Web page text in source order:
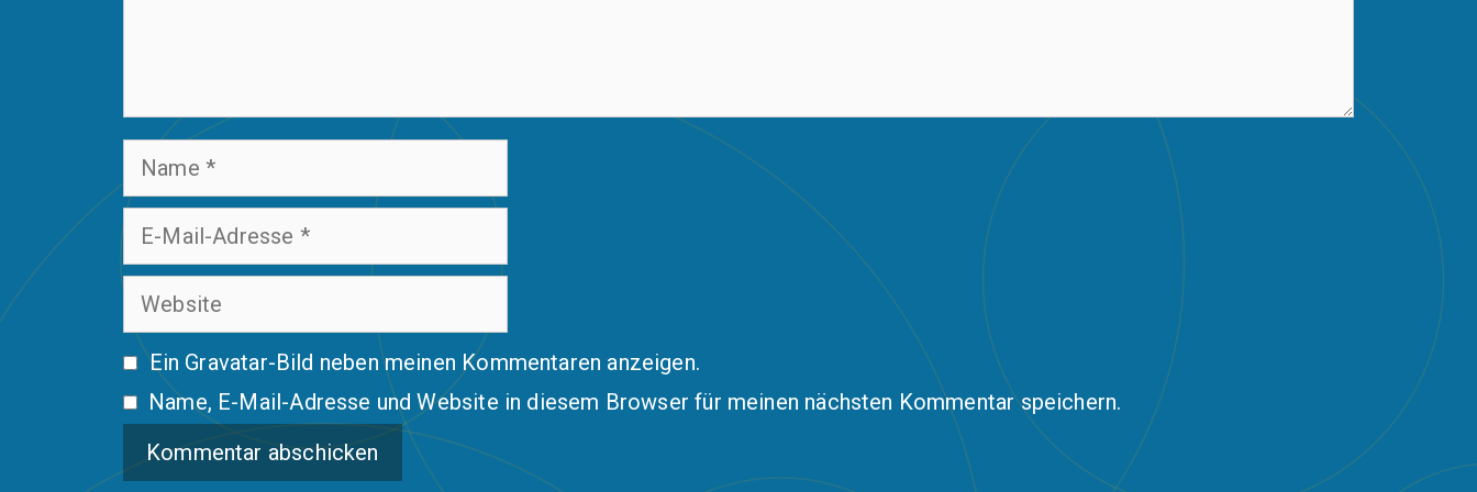
Name
E-
Mail-
Adresse
Website
Ein Gravatar-Bild neben meinen Kommentaren anzeigen.
Name, E-Mail-Adresse und Website in diesem Browser für meinen nächsten Kommentar speichern.